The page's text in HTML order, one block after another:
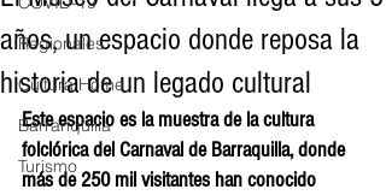
Regionales
Cultura Home
Barranquilla
Turismo
años, un espacio donde reposa la
historia de un legado cultural
Este espacio es la muestra de la cultura
folclórica del Carnaval de Barraquilla, donde
más de 250 mil visitantes han conocido